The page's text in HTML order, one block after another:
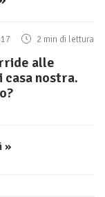
2 min di lettura
alle
casa nostra.
»